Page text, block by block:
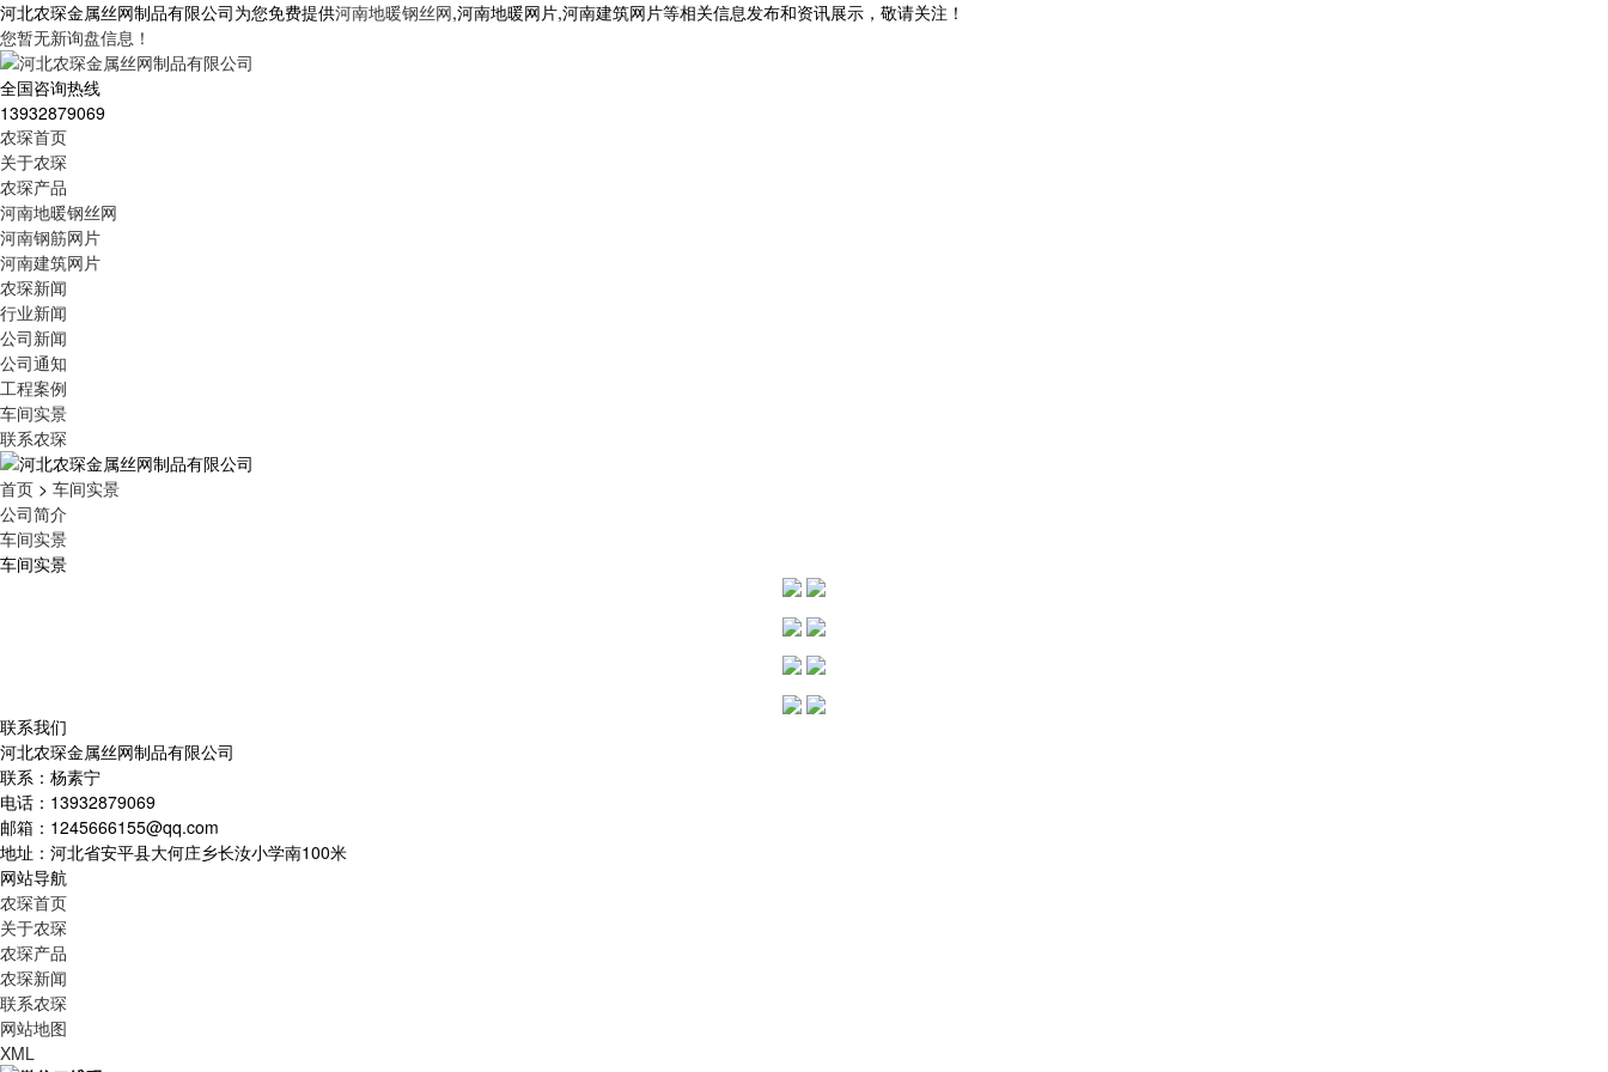
河北农琛金属丝网制品有限公司为您免费提供河南地暖钢丝网,河南地暖网片,河南建筑网片等相关信息发布和资讯展示，敬请关注！
您暂无新询盘信息！
全国咨询热线
13932879069
农琛首页
关于农琛
农琛产品
河南地暖钢丝网
河南钢筋网片
河南建筑网片
农琛新闻
行业新闻
公司新闻
公司通知
工程案例
车间实景
联系农琛
首页 > 车间实景
公司简介
车间实景
车间实景
联系我们
河北农琛金属丝网制品有限公司
联系：杨素宁
电话：13932879069
邮箱：1245666155@qq.com
地址：河北省安平县大何庄乡长汝小学南100米
网站导航
农琛首页
关于农琛
农琛产品
农琛新闻
联系农琛
网站地图
XML